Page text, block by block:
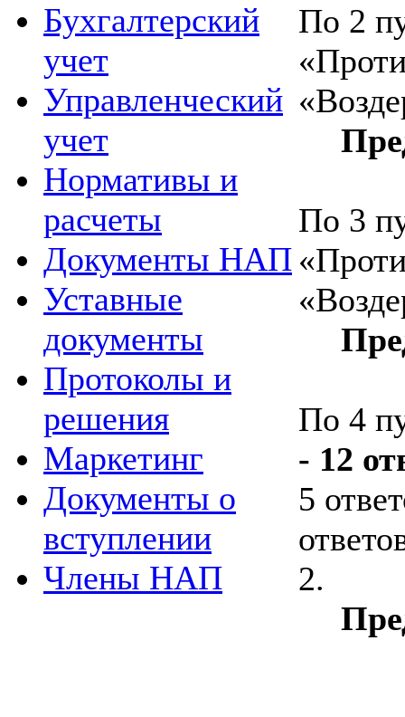
Бухгалтерский
учет
Управленческий
учет
Нормативы и
расчеты
Документы НАП
Уставные
документы
Протоколы и
решения
Маркетинг
Документы о
вступлении
Члены НАП
По 2
По 3
По 4
- 12
5
2.